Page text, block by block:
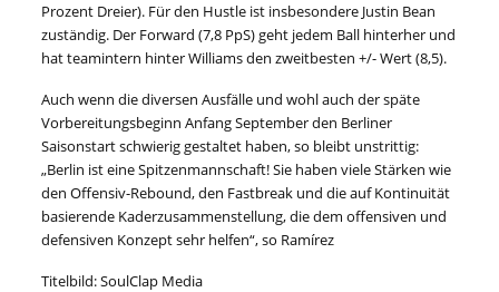
Prozent Dreier). Für den Hustle ist insbesondere Justin Bean
zuständig. Der Forward (7,8 PpS) geht jedem Ball hinterher und
hat teamintern hinter Williams den zweitbesten +/- Wert (8,5).
Auch wenn die diversen Ausfälle und wohl auch der späte
Vorbereitungsbeginn Anfang September den Berliner
Saisonstart schwierig gestaltet haben, so bleibt unstrittig:
„Berlin ist eine Spitzenmannschaft! Sie haben viele Stärken wie
den Offensiv-Rebound, den Fastbreak und die auf Kontinuität
basierende Kaderzusammenstellung, die dem offensiven und
defensiven Konzept sehr helfen“, so Ramírez
Titelbild: SoulClap Media